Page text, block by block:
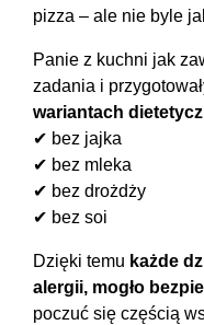
pizza – ale nie byle
Panie z kuchni jak
zadania i
wariantach
✔ bez jajka
✔ bez mleka
✔ bez drożdży
✔ bez soi
Dzięki temu każde
alergii, mogło
poczuć się częścią